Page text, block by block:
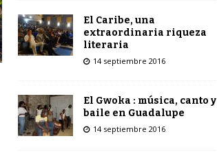
El Caribe, una
extraordinaria riqueza
literaria
14 septiembre 2016
El Gwoka : música, canto y
baile en Guadalupe
14 septiembre 2016